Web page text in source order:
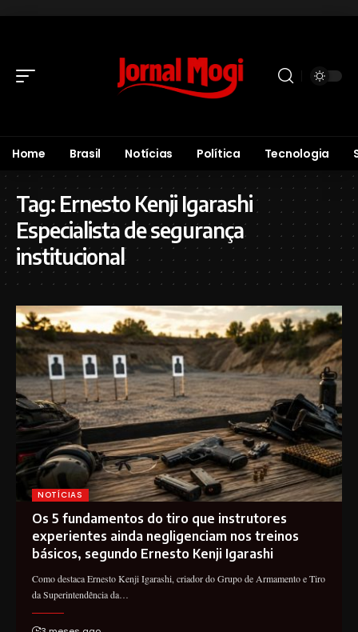
Home Brasil Notícias Política Tecnologia
Tag: Ernesto Kenji Igarashi
Especialista de segurança
institucional
NOTÍCIAS
Os 5 fundamentos do tiro que instrutores
experientes ainda negligenciam nos treinos
básicos, segundo Ernesto Kenji Igarashi
Como destaca Ernesto Kenji Igarashi, criador do Grupo de Armamento e Tiro
da Superintendência da…